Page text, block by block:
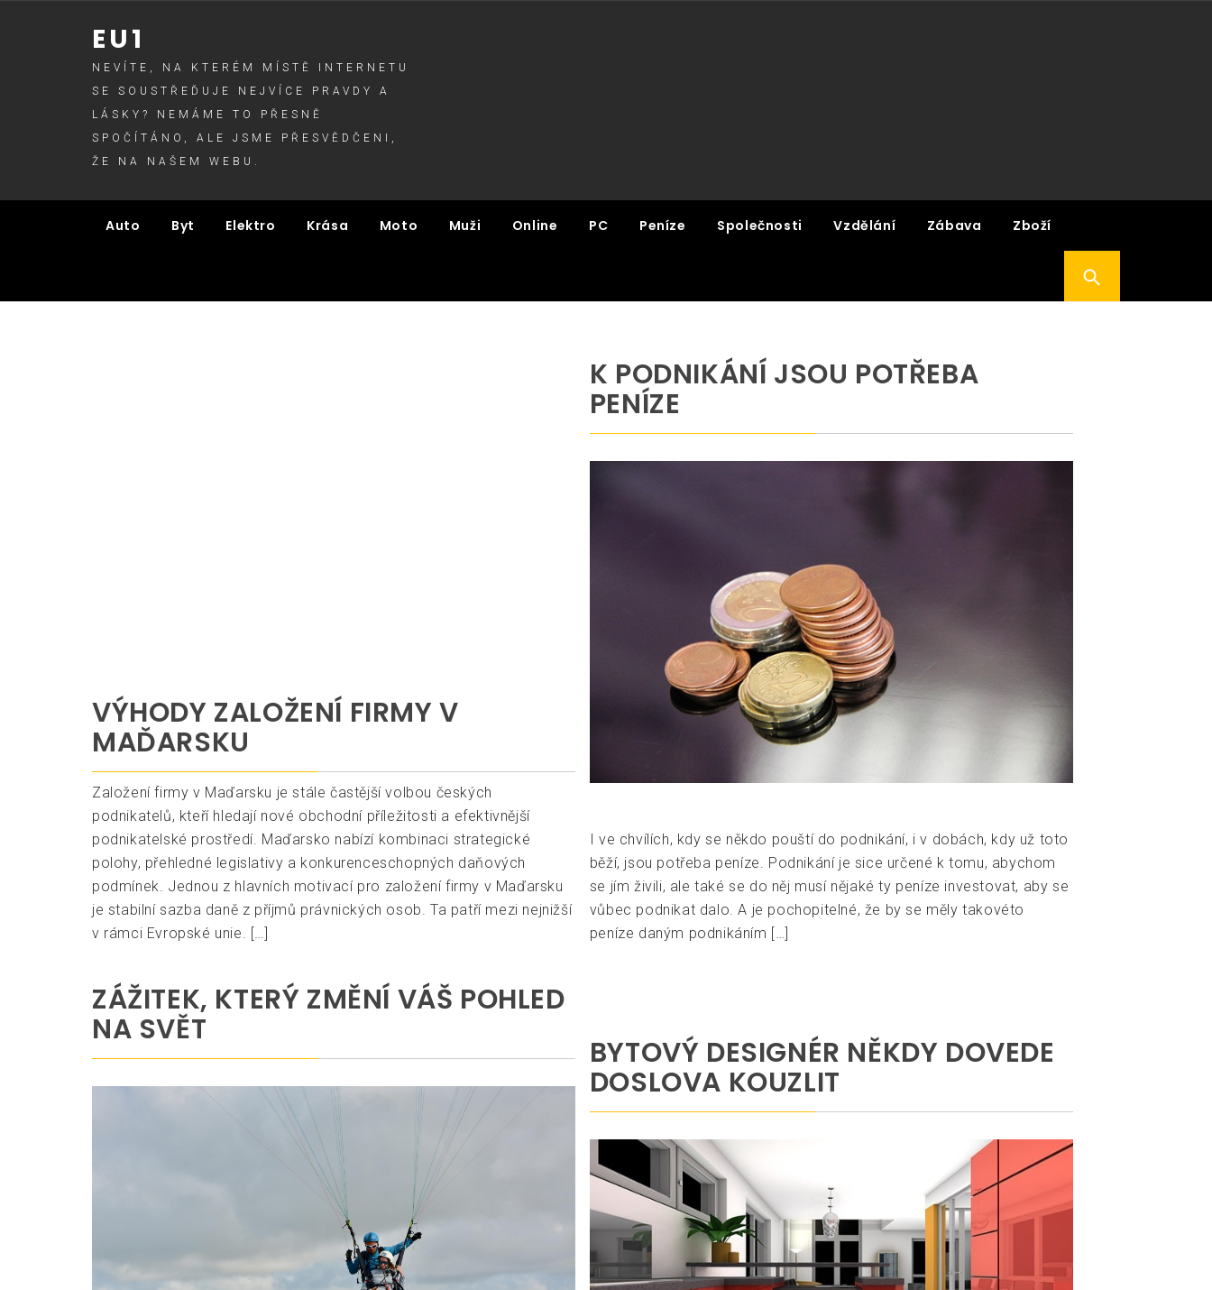
EU1
NEVÍTE, NA KTERÉM MÍSTĚ INTERNETU
SE SOUSTŘEĎUJE NEJVÍCE PRAVDY A
LÁSKY? NEMÁME TO PŘESNĚ
SPOČÍTÁNO, ALE JSME PŘESVĚDČENI,
ŽE NA NAŠEM WEBU.
Auto Byt Elektro Krása Moto Muži Online PC Peníze Společnosti Vzdělání Zábava Zboží
VÝHODY ZALOŽENÍ FIRMY V
MAĎARSKU
Založení firmy v Maďarsku je stále častější volbou českých
podnikatelů, kteří hledají nové obchodní příležitosti a efektivnější
podnikatelské prostředí. Maďarsko nabízí kombinaci strategické
polohy, přehledné legislativy a konkurenceschopných daňových
podmínek. Jednou z hlavních motivací pro založení firmy v Maďarsku
je stabilní sazba daně z příjmů právnických osob. Ta patří mezi nejnižší
v rámci Evropské unie. […]
K PODNIKÁNÍ JSOU POTŘEBA
PENÍZE
I ve chvílích, kdy se někdo pouští do podnikání, i v dobách, kdy už toto
běží, jsou potřeba peníze. Podnikání je sice určené k tomu, abychom
se jím živili, ale také se do něj musí nějaké ty peníze investovat, aby se
vůbec podnikat dalo. A je pochopitelné, že by se měly takovéto
peníze daným podnikáním […]
ZÁŽITEK, KTERÝ ZMĚNÍ VÁŠ POHLED
NA SVĚT
BYTOVÝ DESIGNÉR NĚKDY DOVEDE
DOSLOVA KOUZLIT